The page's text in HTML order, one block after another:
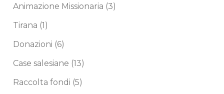
Animazione Missionaria (3)
Tirana (1)
Donazioni (6)
Case salesiane (13)
Raccolta fondi (5)